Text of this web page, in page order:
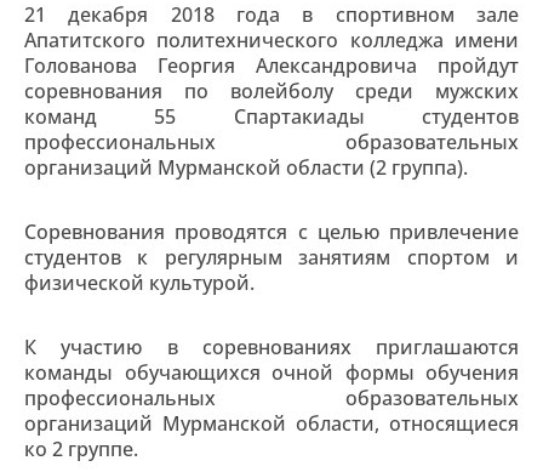
21 декабря 2018 года в спортивном зале
Апатитского политехнического колледжа имени
Голованова Георгия Александровича пройдут
соревнования по волейболу среди мужских
команд 55 Спартакиады студентов
профессиональных образовательных
организаций Мурманской области (2 группа).
Соревнования проводятся с целью привлечение
студентов к регулярным занятиям спортом и
физической культурой.
К участию в соревнованиях приглашаются
команды обучающихся очной формы обучения
профессиональных образовательных
организаций Мурманской области, относящиеся
ко 2 группе.